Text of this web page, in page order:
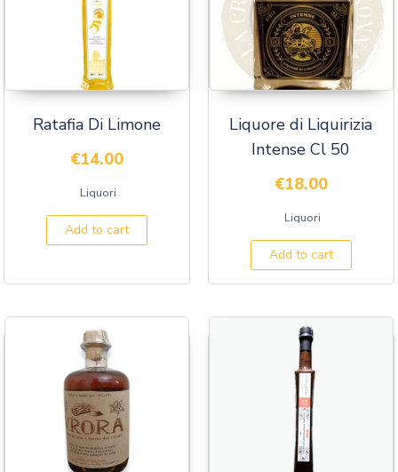
Ratafia Di Limone
€14.00
Liquori
Add to cart
Liquore di Liquirizia
Intense Cl 50
€18.00
Liquori
Add to cart